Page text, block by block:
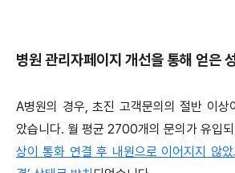
병원 관리자페이지 개선을 통해 얻은
A병원의 경우, 초진 고객문의의 절반 이상
았습니다. 월 평균 2700개의 문의가 유입되
상이 통화 연결 후 내원으로 이어지지 않